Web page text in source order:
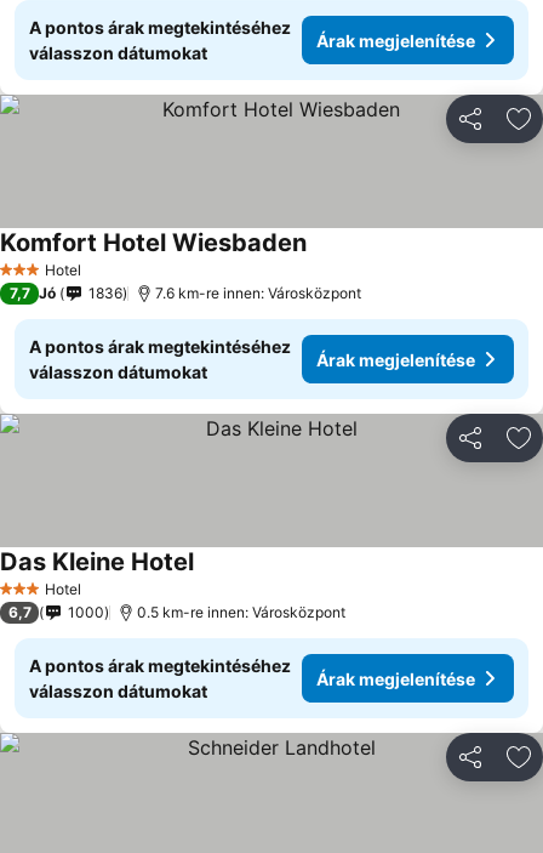
A pontos árak megtekintéséhez
válasszon dátumokat
Árak megjelenítése
3 Kategória
Hotel
Komfort Hotel Wiesbaden
7,7 Jó 1836 7.6 km-re innen: Városközpont
A pontos árak megtekintéséhez
válasszon dátumokat
Árak megjelenítése
3 Kategória
Hotel
Das Kleine Hotel
6,7 1000 0.5 km-re innen: Városközpont
A pontos árak megtekintéséhez
válasszon dátumokat
Árak megjelenítése